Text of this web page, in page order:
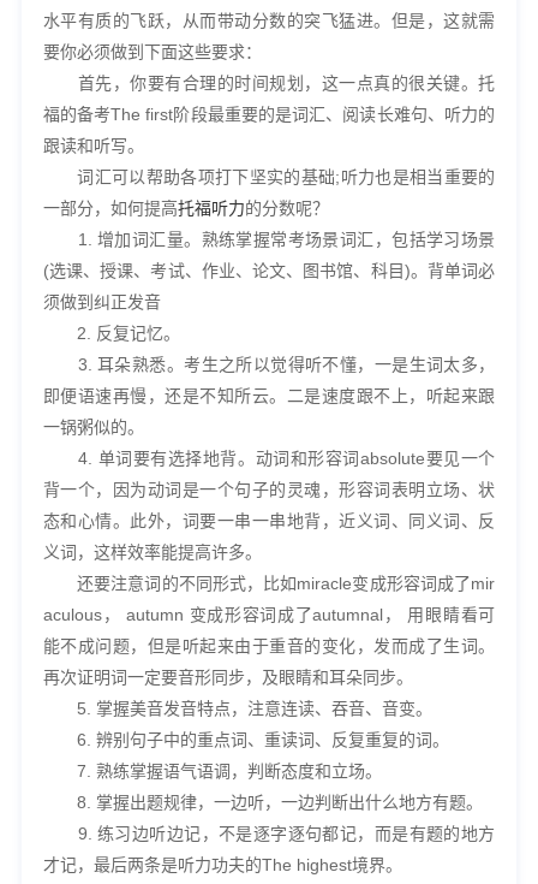
水平有质的飞跃，从而带动分数的突飞猛进。但是，这就需
要你必须做到下面这些要求：
首先，你要有合理的时间规划，这一点真的很关键。托
福的备考The first阶段最重要的是词汇、阅读长难句、听力的
跟读和听写。
词汇可以帮助各项打下坚实的基础;听力也是相当重要的
一部分，如何提高托福听力的分数呢？
1. 增加词汇量。熟练掌握常考场景词汇，包括学习场景
(选课、授课、考试、作业、论文、图书馆、科目)。背单词必
须做到纠正发音
2. 反复记忆。
3. 耳朵熟悉。考生之所以觉得听不懂，一是生词太多，
即便语速再慢，还是不知所云。二是速度跟不上，听起来跟
一锅粥似的。
4. 单词要有选择地背。动词和形容词absolute要见一个
背一个，因为动词是一个句子的灵魂，形容词表明立场、状
态和心情。此外，词要一串一串地背，近义词、同义词、反
义词，这样效率能提高许多。
还要注意词的不同形式，比如miracle变成形容词成了mir
aculous， autumn 变成形容词成了autumnal， 用眼睛看可
能不成问题，但是听起来由于重音的变化，发而成了生词。
再次证明词一定要音形同步，及眼睛和耳朵同步。
5. 掌握美音发音特点，注意连读、吞音、音变。
6. 辨别句子中的重点词、重读词、反复重复的词。
7. 熟练掌握语气语调，判断态度和立场。
8. 掌握出题规律，一边听，一边判断出什么地方有题。
9. 练习边听边记，不是逐字逐句都记，而是有题的地方
才记，最后两条是听力功夫的The highest境界。